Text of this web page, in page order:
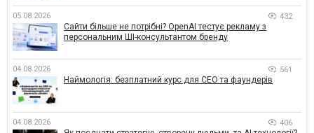
05.08.2026 432
Сайти більше не потрібні? OpenAI тестує рекламу з
персональним ШІ-консультантом бренду
04.08.2026 561
Наймологія: безплатний курс для CEO та фаундерів
04.08.2026 406